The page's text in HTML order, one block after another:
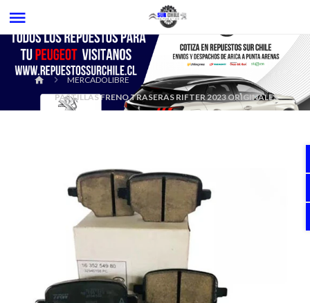
MERCADOLIBRE
PASTILLAS FRENO TRASERAS RIFTER 2023 ORIGINALES